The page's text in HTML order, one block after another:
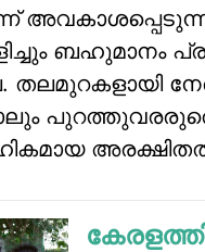
ബഹുമാനം
തലമുറകളായി